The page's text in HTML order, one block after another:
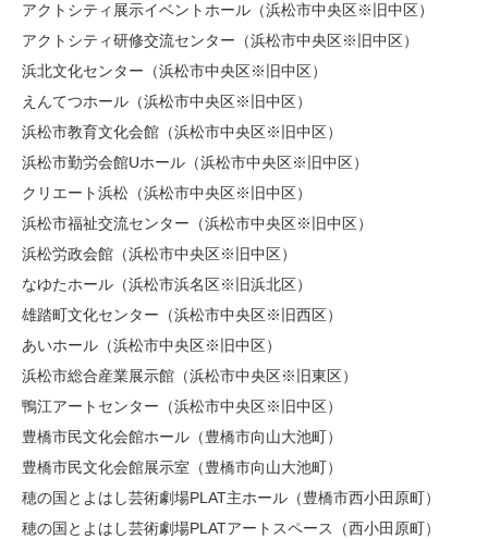
アクトシティ展示イベントホール（浜松市中央区※旧中区）
アクトシティ研修交流センター（浜松市中央区※旧中区）
浜北文化センター（浜松市中央区※旧中区）
えんてつホール（浜松市中央区※旧中区）
浜松市教育文化会館（浜松市中央区※旧中区）
浜松市勤労会館Uホール（浜松市中央区※旧中区）
クリエート浜松（浜松市中央区※旧中区）
浜松市福祉交流センター（浜松市中央区※旧中区）
浜松労政会館（浜松市中央区※旧中区）
なゆたホール（浜松市浜名区※旧浜北区）
雄踏町文化センター（浜松市中央区※旧西区）
あいホール（浜松市中央区※旧中区）
浜松市総合産業展示館（浜松市中央区※旧東区）
鴨江アートセンター（浜松市中央区※旧中区）
豊橋市民文化会館ホール（豊橋市向山大池町）
豊橋市民文化会館展示室（豊橋市向山大池町）
穂の国とよはし芸術劇場PLAT主ホール（豊橋市西小田原町）
穂の国とよはし芸術劇場PLATアートスペース（西小田原町）